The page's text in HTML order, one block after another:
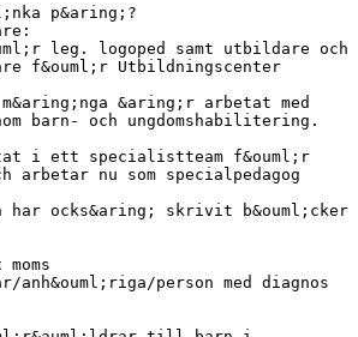
p&aring;?
leg. logoped samt utbildare och
f&ouml;r Utbildningscenter
&aring;r arbetat med
barn- och ungdomshabilitering.
i ett specialistteam f&ouml;r
arbetar nu som specialpedagog
har ocks&aring; skrivit b&ouml;cker
anh&ouml;riga/person med diagnos